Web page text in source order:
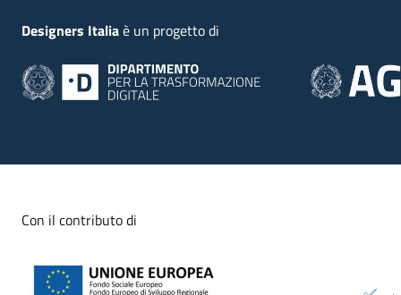
Designers Italiaè un progetto di
Con il contributo di